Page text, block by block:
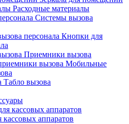
Расходные материалы
Системы вызова
Кнопки для
Приемники вызова
Мобильные
Табло вызова
кассовых аппаратов